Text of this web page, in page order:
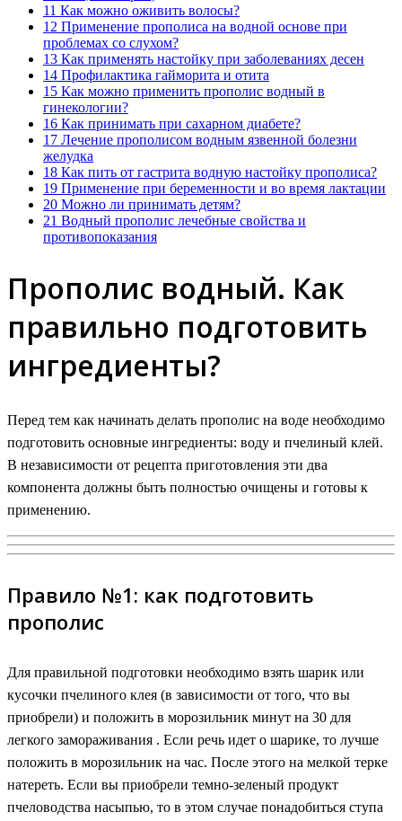
11 Как можно оживить волосы?
12 Применение прополиса на водной основе при
проблемах со слухом?
13 Как применять настойку при заболеваниях десен
14 Профилактика гайморита и отита
15 Как можно применить прополис водный в
гинекологии?
16 Как принимать при сахарном диабете?
17 Лечение прополисом водным язвенной болезни
желудка
18 Как пить от гастрита водную настойку прополиса?
19 Применение при беременности и во время лактации
20 Можно ли принимать детям?
21 Водный прополис лечебные свойства и
противопоказания
Прополис водный. Как
правильно подготовить
ингредиенты?
Перед тем как начинать делать прополис на воде необходимо
подготовить основные ингредиенты: воду и пчелиный клей.
В независимости от рецепта приготовления эти два
компонента должны быть полностью очищены и готовы к
применению.
Правило №1: как подготовить
прополис
Для правильной подготовки необходимо взять шарик или
кусочки пчелиного клея (в зависимости от того, что вы
приобрели) и положить в морозильник минут на 30 для
легкого замораживания . Если речь идет о шарике, то лучше
положить в морозильник на час. После этого на мелкой терке
натереть. Если вы приобрели темно-зеленый продукт
пчеловодства насыпью, то в этом случае понадобиться ступа